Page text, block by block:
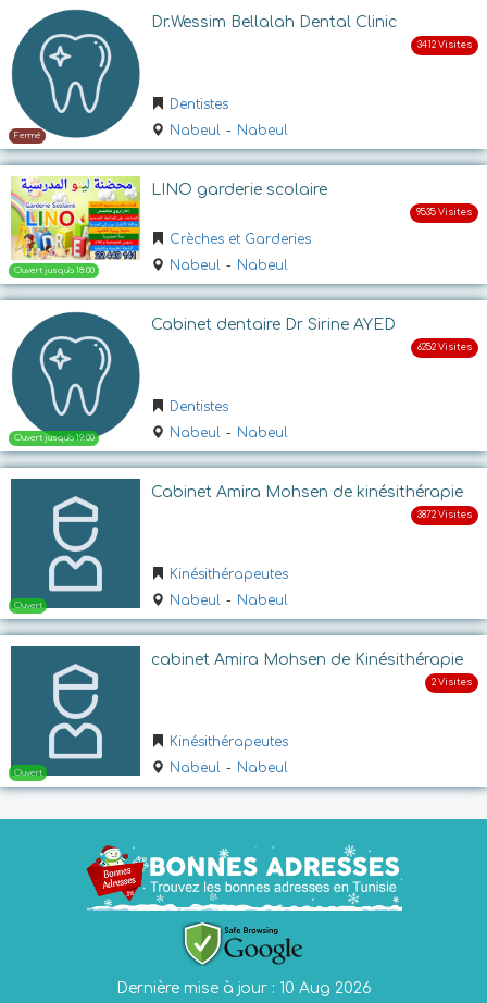
Ouvert
Ouvert
Ouvert
Dr.Wessim Bellalah Dental Clinic
Dentistes
Nabeul - Nabeul
LINO garderie scolaire
Crèches et Garderies
Nabeul - Nabeul
Cabinet dentaire Dr Sirine AYED
Dentistes
Nabeul - Nabeul
Cabinet Amira Mohsen de kinésithérapie
Kinésithérapeutes
Nabeul - Nabeul
cabinet Amira Mohsen de Kinésithérapie
Kinésithérapeutes
Nabeul - Nabeul
Dernière mise à jour : 10 Aug 2026